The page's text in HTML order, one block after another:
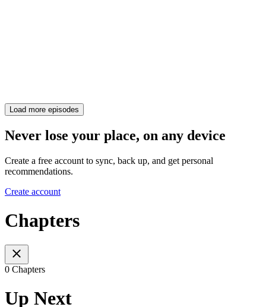
Load more episodes
Never lose your place, on any device
Create a free account to sync, back up, and get personal
recommendations.
Create account
Chapters
0 Chapters
Up Next